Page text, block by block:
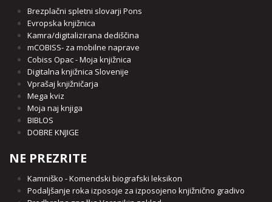
Brezplačni spletni slovarji Pons
Evropska knjižnica
Kamra/digitalizirana dediščina
mCOBISS- za mobilne naprave
Cobiss Opac - Moja knjižnica
Digitalna knjižnica Slovenije
Vprašaj knjižničarja
Mega kviz
Moja naj knjiga
BIBLOS
DOBRE KNJIGE
NE PREZRITE
Kamniško - Komendski biografski leksikon
Podaljšanje roka izposoje za izposojeno knjižnično gradivo